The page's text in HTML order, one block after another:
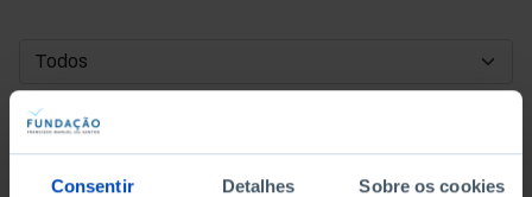
Consentir Detalhes Sobre os cookies
DATA DE INÍCIO
DATA DE FIM